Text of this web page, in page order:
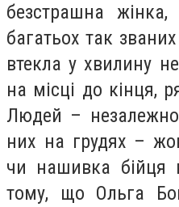
безстрашна
багатьох так
втекла у хвилину
на місці до кінця,
Людей –
них на грудях –
чи нашивка бійця
тому, що Ольга